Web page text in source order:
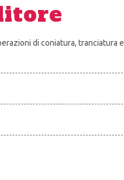
di coniatura, tranciatura e